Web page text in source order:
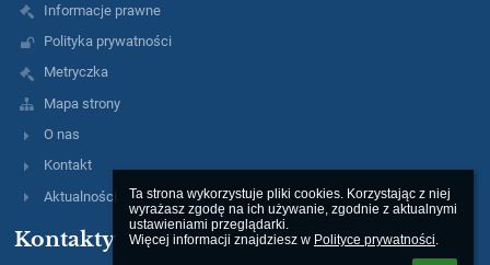
Ta strona wykorzystuje pliki cookies. Korzystając z niej
wyrażasz zgodę na ich używanie, zgodnie z aktualnymi
ustawieniami przeglądarki.
Więcej informacji znajdziesz w Polityce prywatności.
Informacje prawne
Polityka prywatności
Metryczka
Mapa strony
O nas
Kontakt
Aktualności
Kontakty